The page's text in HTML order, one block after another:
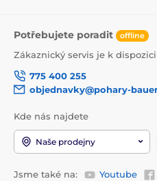
Potřebujete poradit offline
Zákaznický servis je k dispozici
775 400 255
objednavky@pohary-
Kde nás najdete
Naše prodejny
Jsme také na: Youtube